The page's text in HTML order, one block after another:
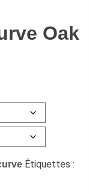
Oak
Étiquettes :